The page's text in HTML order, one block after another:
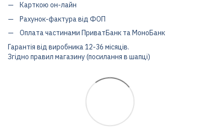
Карткою он-лайн
Рахунок-фактура від ФОП
Оплата частинами ПриватБанк та МоноБанк
Гарантія від виробника 12-36 місяців.
Згідно правил магазину (посилання в шапці)